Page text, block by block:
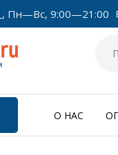
, Пн—Вс, 9:00—21:00
О НАС